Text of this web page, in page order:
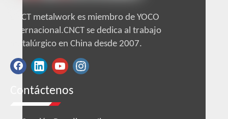
CNCT metalwork es miembro de YOCO
internacional.CNCT se dedica al trabajo
metalúrgico en China desde 2007.
Contáctenos